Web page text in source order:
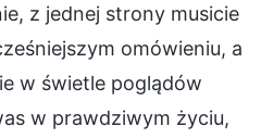
z jednej strony musicie
omówieniu, a
w świetle poglądów
w prawdziwym życiu,